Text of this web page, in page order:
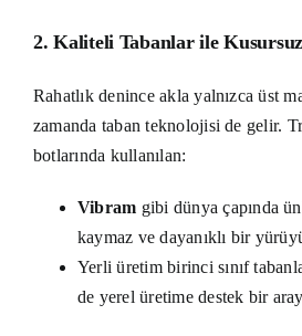
2. Kaliteli Tabanlar ile
Rahatlık denince akla yalnızca üst
zamanda taban teknolojisi de gelir.
botlarında kullanılan:
Vibram gibi dünya çapında
kaymaz ve dayanıklı bir
Yerli üretim birinci sınıf
de yerel üretime destek bir